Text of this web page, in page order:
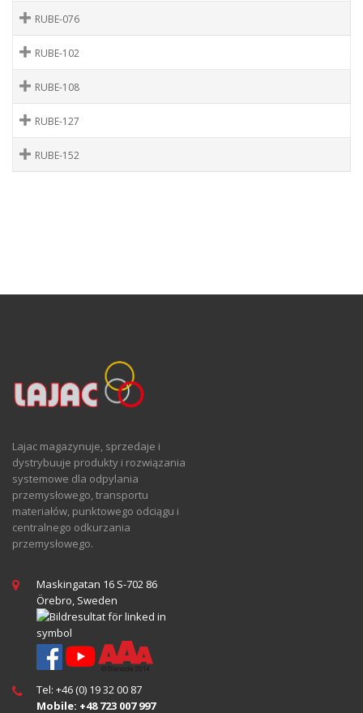
RUBE-076
RUBE-102
RUBE-108
RUBE-127
RUBE-152
Lajac magazynuje, sprzedaje i
dystrybuuje produkty i rozwiązania
systemowe dla odpylania
przemysłowego, transportu
materiałów, punktowego odciągu i
centralnego odkurzania
przemysłowego.
Maskingatan 16 S-702 86
Örebro, Sweden
Tel: +46 (0) 19 32 00 87
Mobile: +48 723 007 997